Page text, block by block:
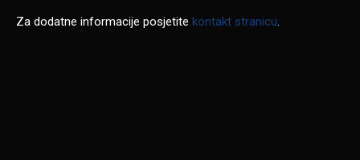
Za dodatne informacije posjetite kontakt stranicu